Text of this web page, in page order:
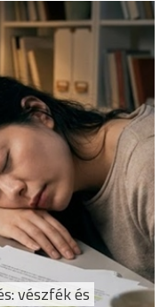
vészfék és